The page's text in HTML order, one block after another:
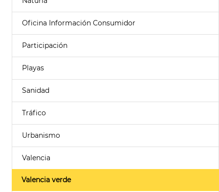
Oficina Información Consumidor
Participación
Playas
Sanidad
Tráfico
Urbanismo
Valencia
Valencia verde